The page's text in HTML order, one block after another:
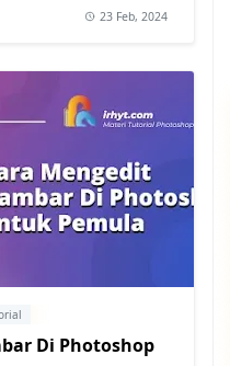
23 Feb, 2024
Di Photoshop